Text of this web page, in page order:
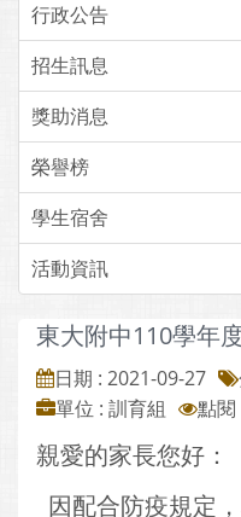
行政公告
招生訊息
獎助消息
榮譽榜
學生宿舍
活動資訊
東大附中110學年
日期 : 2021-09-27
單位 : 訓育組
點閱
親愛的家長您好：
因配合防疫規定